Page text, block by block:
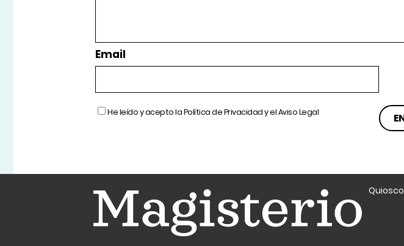
Email
He leído y acepto laPolítica de Privacidady elAviso Legal
Quiosco